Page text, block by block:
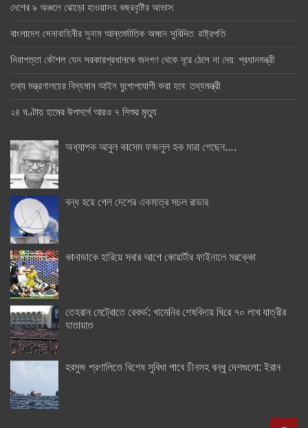
দেশের ৯ অঞ্চলে ঝোড়ো হাওয়াসহ বজ্রবৃষ্টির আভাস
বাংলাদেশ সেনাবাহিনীর সুনাম আন্তর্জাতিক অঙ্গনে সুবিদিত: রাষ্ট্রপতি
নিরাপত্তা কৌশল যেন সরকারপ্রধানকে জনগণ থেকে দূরে ঠেলে না দেয়: প্রধানমন্ত্রী
তথ্য মন্ত্রণালয়ের বিদ্যমান আইন যুগোপযোগী করা হবে: তথ্যমন্ত্রী
২৪ ঘণ্টায় হামের উপসর্গে আরও ৭ শিশুর মৃত্যু
অধ্যাপক আবুল কাসেম ফজলুল হক মারা গেছেন….
বন্ধ হয়ে গেল দেশের একমাত্র সচল রাডার
কানাডাকে হারিয়ে সবার আগে কোয়ার্টার ফাইনালে মরক্কো
তেহরান মেট্রোতে রেকর্ড: খামেনির শেষবিদায় ঘিরে ৭০ লাখ যাত্রীর
যাতায়াত
হরমুজ প্রণালিতে বিশেষ সুবিধা পাবে চীনসহ বন্ধু দেশগুলো: ইরান